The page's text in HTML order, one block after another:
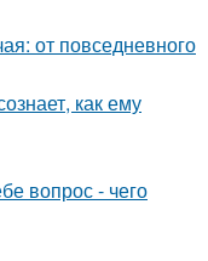
от повседневного
как ему
вопрос - чего